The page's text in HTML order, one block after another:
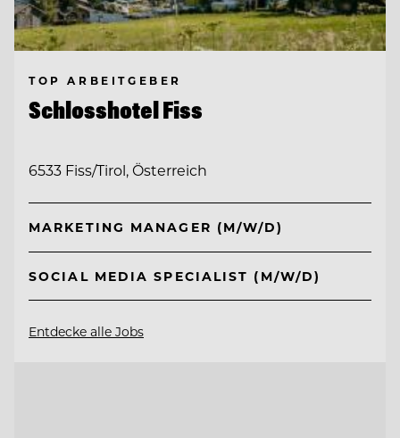
TOP ARBEITGEBER
Schlosshotel Fiss
6533 Fiss/Tirol, Österreich
MARKETING MANAGER (M/W/D)
SOCIAL MEDIA SPECIALIST (M/W/D)
Entdecke alle Jobs